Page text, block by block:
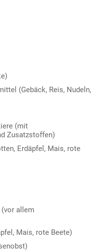
(Gebäck, Reis, Nudeln,
(mit
Zusatzstoffen)
Erdäpfel, Mais, rote
allem
Mais, rote Beete)